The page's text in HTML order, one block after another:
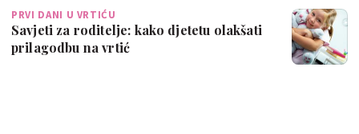
PRVI DANI U VRTIĆU
Savjeti za roditelje: kako djetetu olakšati
prilagodbu na vrtić